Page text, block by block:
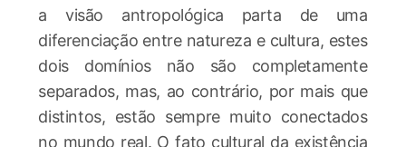
a visão antropológica parta de uma
diferenciação entre natureza e cultura, estes
dois domínios não são completamente
separados, mas, ao contrário, por mais que
distintos, estão sempre muito conectados
no mundo real. O fato cultural da existência